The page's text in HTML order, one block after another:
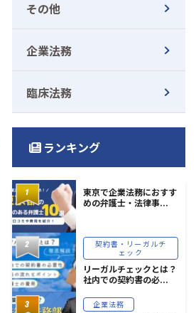
その他
企業法務
臨床法務
ランキング
東京で企業法務におすす
めの弁護士・法律事...
契約書・リーガルチ
ェック
リーガルチェックとは？
社内での契約書の必...
企業法務